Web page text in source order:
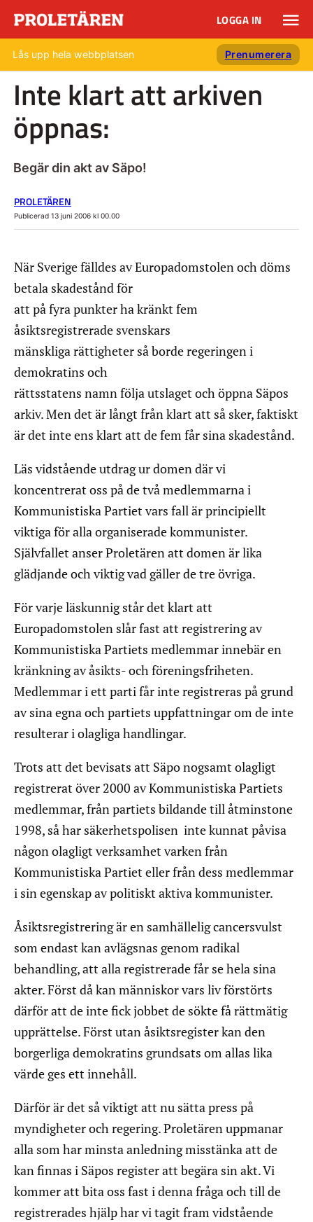
LOGGA IN
Lås upp hela webbplatsen Prenumerera
Inte klart att arkiven
öppnas:
Begär din akt av Säpo!
PROLETÄREN
Publicerad 13 juni 2006 kl 00.00
När Sverige fälldes av Europadomstolen och döms
betala skadestånd för
att på fyra punkter ha kränkt fem
åsiktsregistrerade svenskars
mänskliga rättigheter så borde regeringen i
demokratins och
rättsstatens namn följa utslaget och öppna Säpos
arkiv. Men det är långt från klart att så sker, faktiskt
är det inte ens klart att de fem får sina skadestånd.
Läs vidstående utdrag ur domen där vi
koncentrerat oss på de två medlemmarna i
Kommunistiska Partiet vars fall är principiellt
viktiga för alla organiserade kommunister.
Självfallet anser Proletären att domen är lika
glädjande och viktig vad gäller de tre övriga.
För varje läskunnig står det klart att
Europadomstolen slår fast att registrering av
Kommunistiska Partiets medlemmar innebär en
kränkning av åsikts- och föreningsfriheten.
Medlemmar i ett parti får inte registreras på grund
av sina egna och partiets uppfattningar om de inte
resulterar i olagliga handlingar.
Trots att det bevisats att Säpo nogsamt olagligt
registrerat över 2000 av Kommunistiska Partiets
medlemmar, från partiets bildande till åtminstone
1998, så har säkerhetspolisen inte kunnat påvisa
någon olagligt verksamhet varken från
Kommunistiska Partiet eller från dess medlemmar
i sin egenskap av politiskt aktiva kommunister.
Åsiktsregistrering är en samhällelig cancersvulst
som endast kan avlägsnas genom radikal
behandling, att alla registrerade får se hela sina
akter. Först då kan människor vars liv förstörts
därför att de inte fick jobbet de sökte få rättmätig
upprättelse. Först utan åsiktsregister kan den
borgerliga demokratins grundsats om allas lika
värde ges ett innehåll.
Därför är det så viktigt att nu sätta press på
myndigheter och regering. Proletären uppmanar
alla som har minsta anledning misstänka att de
kan finnas i Säpos register att begära sin akt. Vi
kommer att bita oss fast i denna fråga och till de
registrerades hjälp har vi tagit fram vidstående